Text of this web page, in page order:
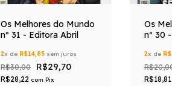
Os Melhores do Mundo
nº 31 - Editora Abril
2x de R$14,85 sem juros
R$30,00 R$29,70
R$28,22 com Pix
Os
nº 30
2x de
R$18,81